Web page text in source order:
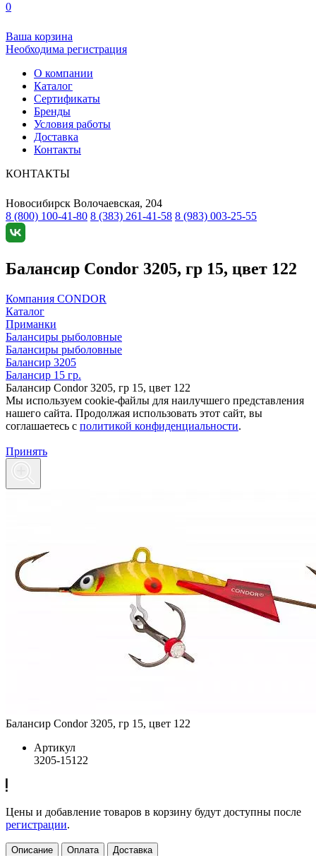
0
Ваша корзина
Необходима регистрация
О компании
Каталог
Сертификаты
Бренды
Условия работы
Доставка
Контакты
КОНТАКТЫ
Новосибирск Волочаевская, 204
8 (800) 100-41-80 8 (383) 261-41-58 8 (983) 003-25-55
Балансир Condor 3205, гр 15, цвет 122
Компания CONDOR
Каталог
Приманки
Балансиры рыболовные
Балансиры рыболовные
Балансир 3205
Балансир 15 гр.
Балансир Condor 3205, гр 15, цвет 122
Мы используем cookie-файлы для наилучшего представления
нашего сайта. Продолжая использовать этот сайт, вы
соглашаетесь c политикой конфиденциальности.
Принять
Балансир Condor 3205, гр 15, цвет 122
Артикул
3205-15122
Цены и добавление товаров в корзину будут доступны после
регистрации.
Описание Оплата Доставка